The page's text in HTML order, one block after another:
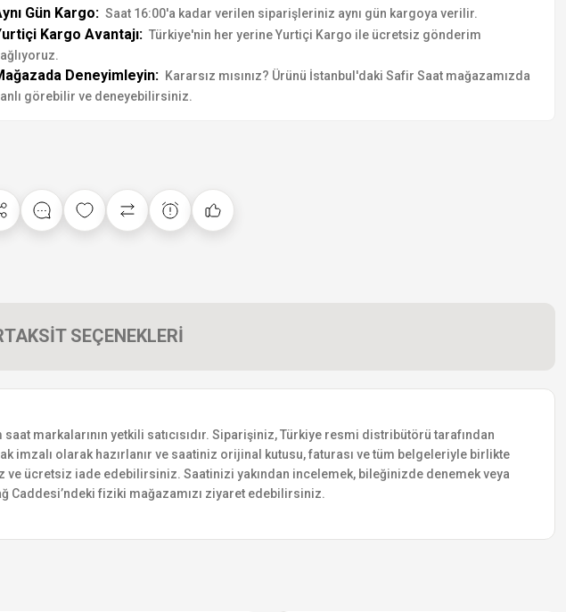
Gün Kargo: Saat 16:00'a kadar verilen siparişleriniz aynı gün kargoya verilir.
Kargo Avantajı: Türkiye'nin her yerine Yurtiçi Kargo ile ücretsiz gönderim
Deneyimleyin: Kararsız mısınız? Ürünü İstanbul'daki Safir Saat mağazamızda
görebilir ve deneyebilirsiniz.
TAKSİT SEÇENEKLERİ
markalarının yetkili satıcısıdır. Siparişiniz, Türkiye resmi distribütörü tarafından
imzalı olarak hazırlanır ve saatiniz orijinal kutusu, faturası ve tüm belgeleriyle birlikte
ve ücretsiz iade edebilirsiniz. Saatinizi yakından incelemek, bileğinizde denemek veya
fiziki mağazamızı ziyaret edebilirsiniz.